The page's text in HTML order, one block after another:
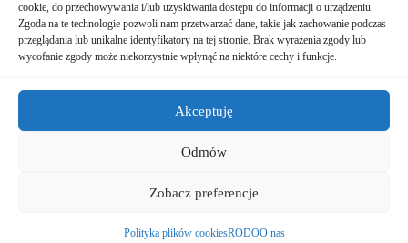
cookie, do przechowywania i/lub uzyskiwania dostępu do informacji o urządzeniu.
Zgoda na te technologie pozwoli nam przetwarzać dane, takie jak zachowanie podczas
przeglądania lub unikalne identyfikatory na tej stronie. Brak wyrażenia zgody lub
wycofanie zgody może niekorzystnie wpłynąć na niektóre cechy i funkcje.
Akceptuję
Odmów
Zobacz preferencje
Polityka plików cookiesRODOO nas
prawa zastrzeżone
WP– Zaprojektowano zMotyw Customizr